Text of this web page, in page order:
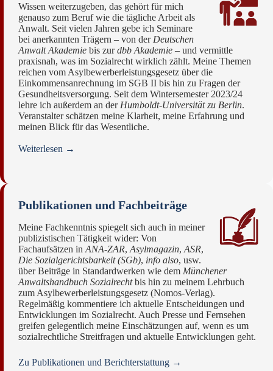
Wissen weiterzugeben, das gehört für mich
genauso zum Beruf wie die tägliche Arbeit als
Anwalt. Seit vielen Jahren gebe ich Seminare
bei anerkannten Trägern – von der Deutschen
Anwalt Akademie bis zurdbb Akademie – und vermittle
praxisnah, was im Sozialrecht wirklich zählt. Meine Themen
reichen vom Asylbewerberleistungsgesetz über die
Einkommensanrechnung im SGB II bis hin zu Fragen der
Gesundheitsversorgung. Seit dem Wintersemester 2023/24
lehre ich außerdem an der Humboldt-Universität zu Berlin.
Veranstalter schätzen meine Klarheit, meine Erfahrung und
meinen Blick für das Wesentliche.
Weiterlesen →
Publikationen und Fachbeiträge
Meine Fachkenntnis spiegelt sich auch in meiner
publizistischen Tätigkeit wider: Von
Fachaufsätzen in ANA-ZAR, Asylmagazin, ASR,
Die Sozialgerichtsbarkeit (SGb), info also, usw.
über Beiträge in Standardwerken wie dem Münchener
Anwaltshandbuch Sozialrechtbis hin zu meinem Lehrbuch
zum Asylbewerberleistungsgesetz (Nomos-Verlag).
Regelmäßig kommentiere ich aktuelle Entscheidungen und
Entwicklungen im Sozialrecht. Auch Presse und Fernsehen
greifen gelegentlich meine Einschätzungen auf, wenn es um
sozialrechtliche Streitfragen und aktuelle Entwicklungen geht.
Zu Publikationen und Berichterstattung →